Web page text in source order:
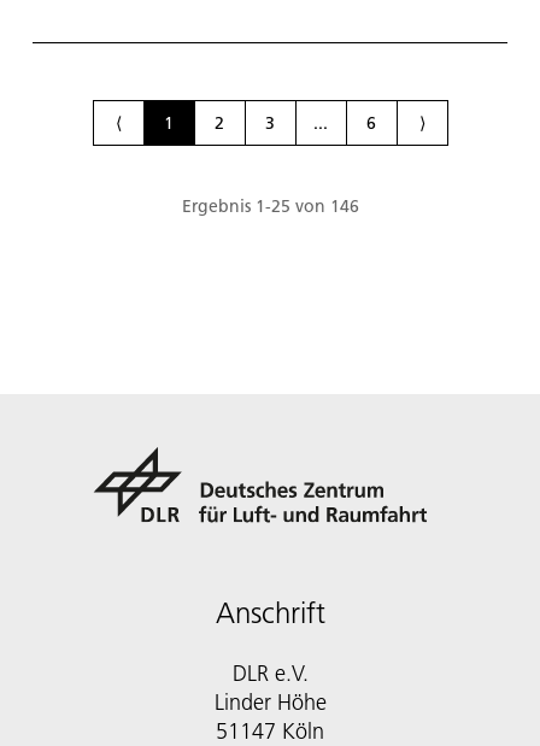
⟨ 1 2 3 ... 6 ⟩
Ergebnis 1-25 von 146
Anschrift
DLR e.V.
Linder Höhe
51147 Köln